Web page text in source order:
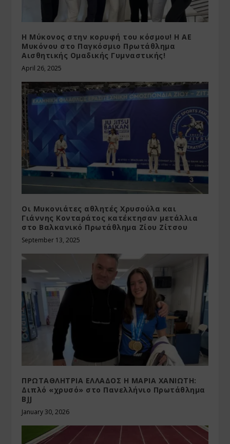
Η Μύκονος στην κορυφή του κόσμου! Η ΑΕ
Μυκόνου στο Παγκόσμιο Πρωτάθλημα
Αισθητικής Ομαδικής Γυμναστικής!
April 26, 2025
Οι Μυκονιάτες αθλητές Χρυσούλα και
Γιάννης Κονταράτος κατέκτησαν μετάλλια
στο Βαλκανικό Πρωτάθλημα Ζίου Ζίτσου
September 13, 2025
ΠΡΩΤΑΘΛΗΤΡΙΑ ΕΛΛΑΔΟΣ Η ΜΑΡΙΑ ΧΑΝΙΩΤΗ:
Διπλό «χρυσό» στο Πανελλήνιο Πρωτάθλημα
BJJ
January 30, 2026